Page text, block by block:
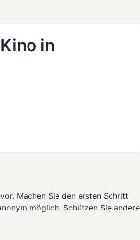
in
Machen Sie den ersten Schritt
möglich. Schützen Sie andere